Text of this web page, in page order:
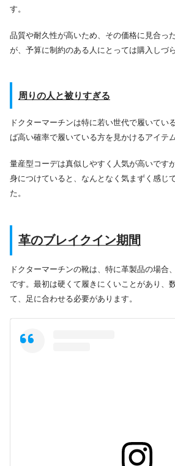
す。
品質や耐久性が高いため、その価格に見合っ
が、予算に制約のある人にとっては購入しづ
周りの人と被りすぎる
ドクターマーチンは特に若い世代で履いてい
ば高い確率で履いている方を見かけるアイテ
量産型コーデは真似しやすく人気が高いです
身につけていると、なんとなく気まずく感じ
た。
革のブレイクイン期間
ドクターマーチンの靴は、特に革製品の場合
です。最初は硬くて履きにくいことがあり、
て、足に合わせる必要があります。